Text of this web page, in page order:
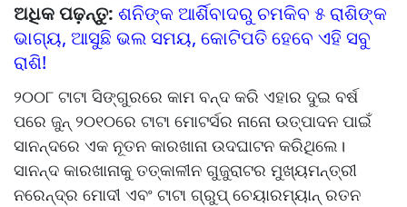
ଅଧିକ ପଢ଼ନ୍ତୁ: ଶନିଙ୍କ ଆର୍ଶିବାଦରୁ ଚମକିବ ୫ ରାଶିଙ୍କ
ଭାଗ୍ୟ, ଆସୁଛି ଭଲ ସମୟ, କୋଟିପତି ହେବେ ଏହି ସବୁ
ରାଶି!
୨୦୦୮ ଟାଟା ସିଙ୍ଗୁରରେ କାମ ବନ୍ଦ କରି ଏହାର ଦୁଇ ବର୍ଷ
ପରେ ଜୁନ୍ ୨୦୧୦ରେ ଟାଟା ମୋଟର୍ସର ନାନୋ ଉତ୍ପାଦନ ପାଇଁ
ସାନନ୍ଦରେ ଏକ ନୂତନ କାରଖାନା ଉଦଘାଟନ କରିଥିଲେ।
ସାନନ୍ଦ କାରଖାନାକୁ ତତ୍କାଳୀନ ଗୁଜୁରାଟର ମୁଖ୍ୟମନ୍ତ୍ରୀ
ନରେନ୍ଦ୍ର ମୋଦୀ ଏବଂ ଟାଟା ଗ୍ରୁପ୍ ଚେୟାରମ୍ୟାନ୍ ରତନ